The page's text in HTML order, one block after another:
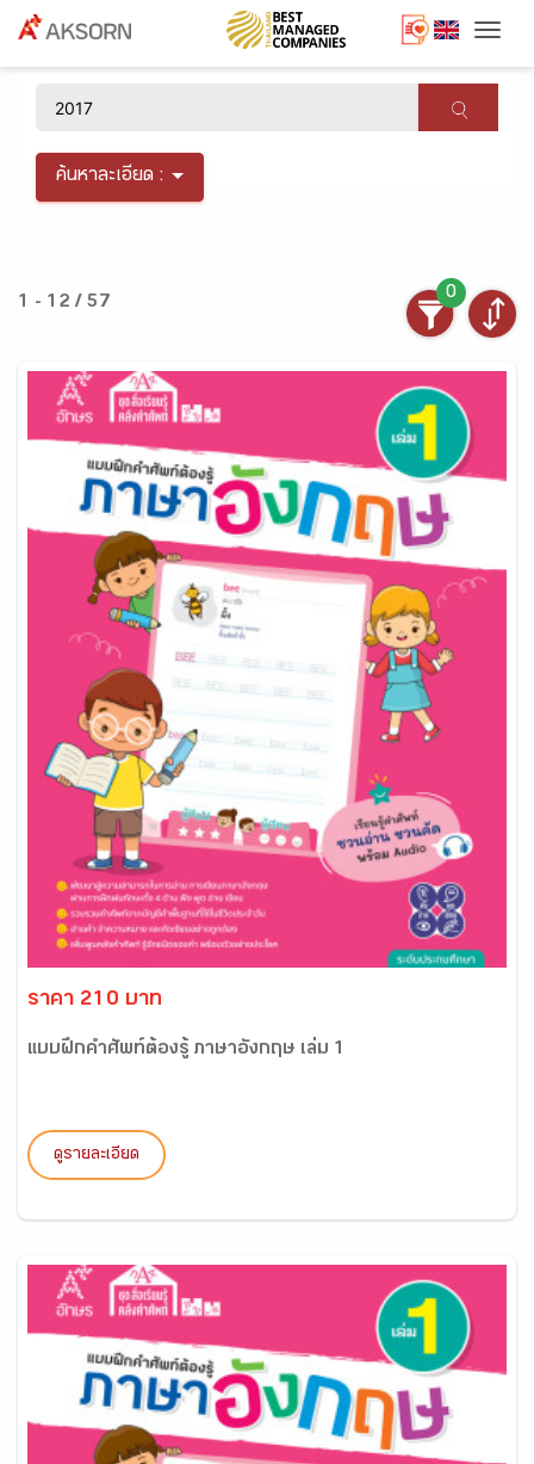
ค้นหาละเอียด :
1 - 12 / 57
0
ราคา 210 บาท
แบบฝึกคำศัพท์ต้องรู้ ภาษาอังกฤษ เล่ม 1
ดูรายละเอียด